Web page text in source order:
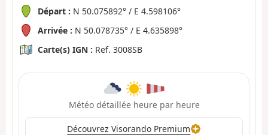
Départ : N 50.075892° / E 4.598106°
Arrivée : N 50.078735° / E 4.635898°
Carte(s) IGN : Ref. 3008SB
Météo détaillée heure par heure
Découvrez Visorando Premium